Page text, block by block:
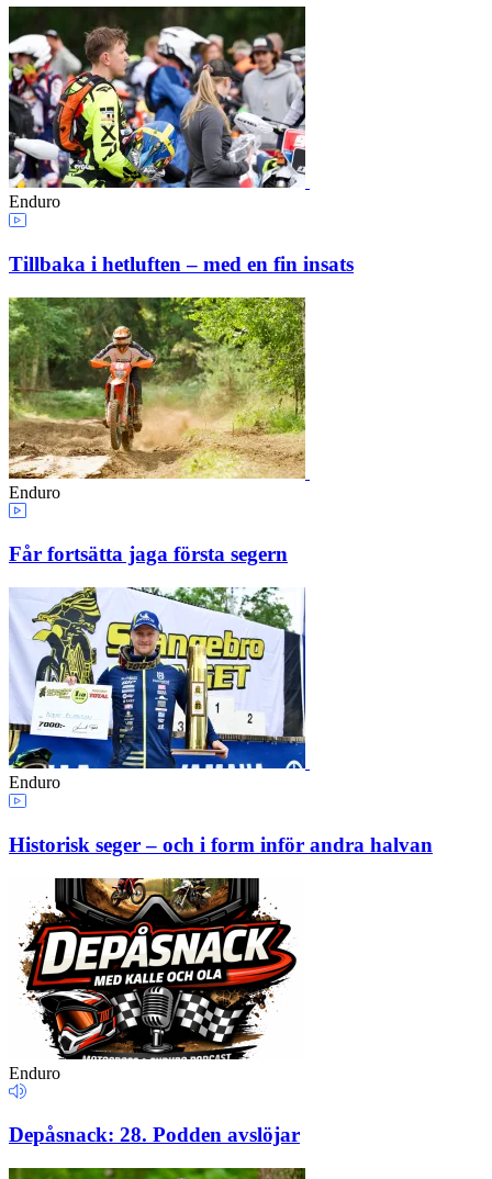
Enduro
Tillbaka i hetluften – med en fin insats
Enduro
Får fortsätta jaga första segern
Enduro
Historisk seger – och i form inför andra halvan
Enduro
Depåsnack: 28. Podden avslöjar